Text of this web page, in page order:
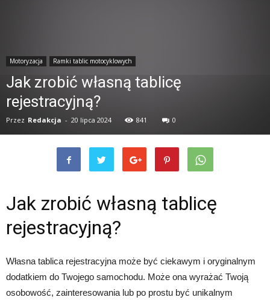
Motoryzacja Ramki tablic motocyklowych
Jak zrobić własną tablicę
rejestracyjną?
Przez Redakcja - 20 lipca 2024 841 0
Jak zrobić własną tablicę
rejestracyjną?
Własna tablica rejestracyjna może być ciekawym i oryginalnym
dodatkiem do Twojego samochodu. Może ona wyrażać Twoją
osobowość, zainteresowania lub po prostu być unikalnym